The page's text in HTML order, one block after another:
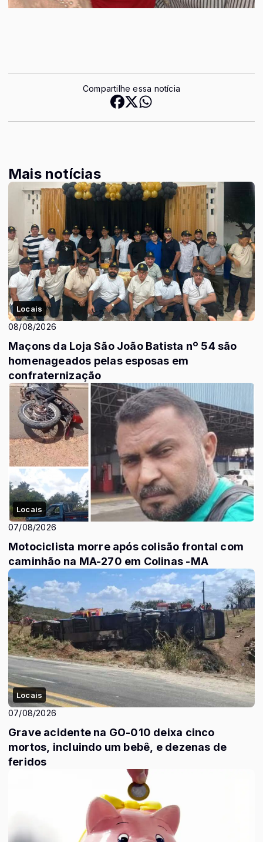
Compartilhe essa notícia
Mais notícias
Locais
08/08/2026
Maçons da Loja São João Batista nº 54 são
homenageados pelas esposas em
confraternização
Locais
07/08/2026
Motociclista morre após colisão frontal com
caminhão na MA-270 em Colinas -MA
Locais
07/08/2026
Grave acidente na GO-010 deixa cinco
mortos, incluindo um bebê, e dezenas de
feridos